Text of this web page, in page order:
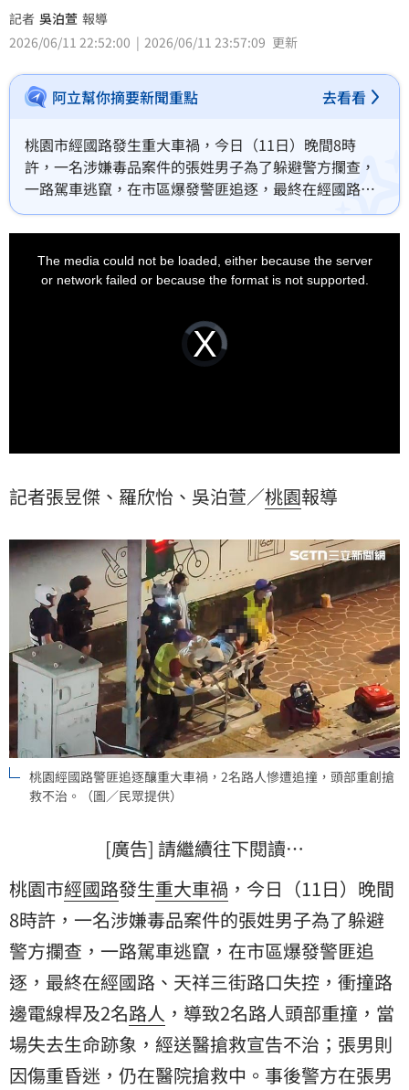
記者 吳泊萱 報導
2026/06/11 22:52:00
2026/06/11 23:57:09 更新
阿立幫你摘要新聞重點 去看看
桃園市經國路發生重大車禍，今日（11日）晚間8時
許，一名涉嫌毒品案件的張姓男子為了躲避警方攔查，
一路駕車逃竄，在市區爆發警匪追逐，最終在經國路、
天祥三街路口失控，衝撞路邊電線桿及2名路人，導致2
名路人頭部重撞，當場失去生命跡象，經送醫搶救宣告
不治；張男則因傷重昏迷，仍在醫院搶救中。事後警方
在張男車內查獲安非他命，經抽血檢驗證實張男有毒品
Video
Player
loading.
The media could not be loaded, either because the server
or network failed or because the format is not supported.
記者張昱傑、羅欣怡、吳泊萱／桃園報導
桃園經國路警匪追逐釀重大車禍，2名路人慘遭追撞，頭部重創搶
救不治。（圖／民眾提供）
[廣告] 請繼續往下閱讀…
桃園市經國路發生重大車禍 ，今日（11日）晚間
8時許，一名涉嫌毒品案件的張姓男子為了躲避
警方攔查，一路駕車逃竄，在市區爆發警匪追
逐 ，最終在經國路、天祥三街路口失控，衝撞路
邊電線桿及2名路人 ，導致2名路人頭部重撞，當
場失去生命跡象，經送醫搶救宣告不治；張男則
因傷重昏迷，仍在醫院搶救中。事後警方在張男